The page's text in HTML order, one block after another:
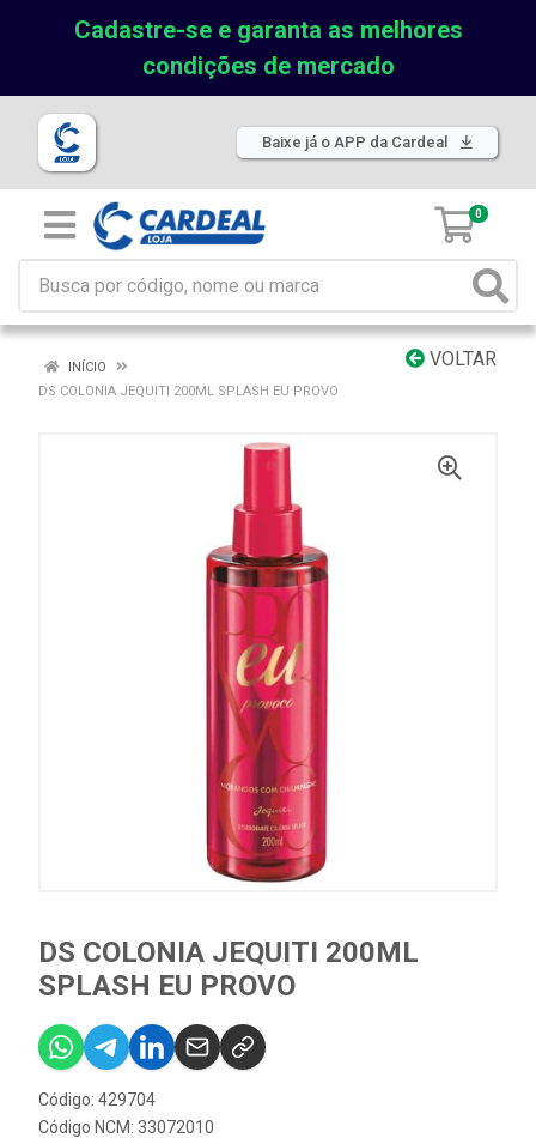
Cadastre-se e garanta as melhores
condições de mercado
Baixe já o APP da Cardeal
0
VOLTAR
INÍCIO
DS COLONIA JEQUITI 200ML SPLASH EU PROVO
DS COLONIA JEQUITI 200ML
SPLASH EU PROVO
Código: 429704
Código NCM: 33072010